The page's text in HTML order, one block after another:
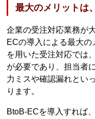
最大のメリットは
企業の受注対応業務が
ECの導入による最大
を用いた受注対応では
が必要であり、担当者
力ミスや確認漏れとい
ります。
BtoB-ECを導入すれば